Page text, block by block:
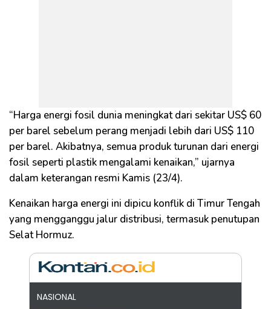
“Harga energi fosil dunia meningkat dari sekitar US$ 60
per barel sebelum perang menjadi lebih dari US$ 110
per barel. Akibatnya, semua produk turunan dari energi
fosil seperti plastik mengalami kenaikan,” ujarnya
dalam keterangan resmi Kamis (23/4).
Kenaikan harga energi ini dipicu konflik di Timur Tengah
yang mengganggu jalur distribusi, termasuk penutupan
Selat Hormuz.
NASIONAL